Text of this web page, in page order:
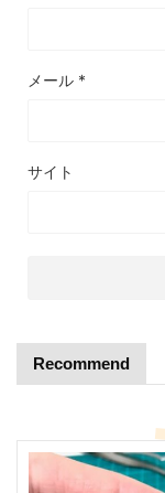
メール *
サイト
Recommend